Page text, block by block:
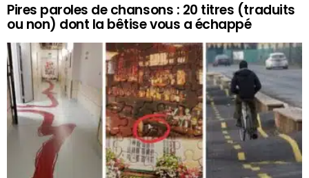
Pires paroles de chansons : 20 titres (traduits
ou non) dont la bêtise vous a échappé